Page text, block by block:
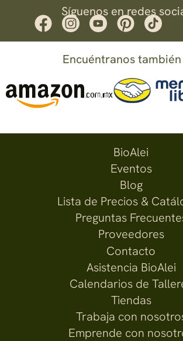
Síguenos en redes
Encuéntranos también
BioAlei
Eventos
Blog
Lista de Precios &
Preguntas
Proveedores
Contacto
Asistencia BioAlei
Calendarios de
Tiendas
Trabaja con
Emprende con